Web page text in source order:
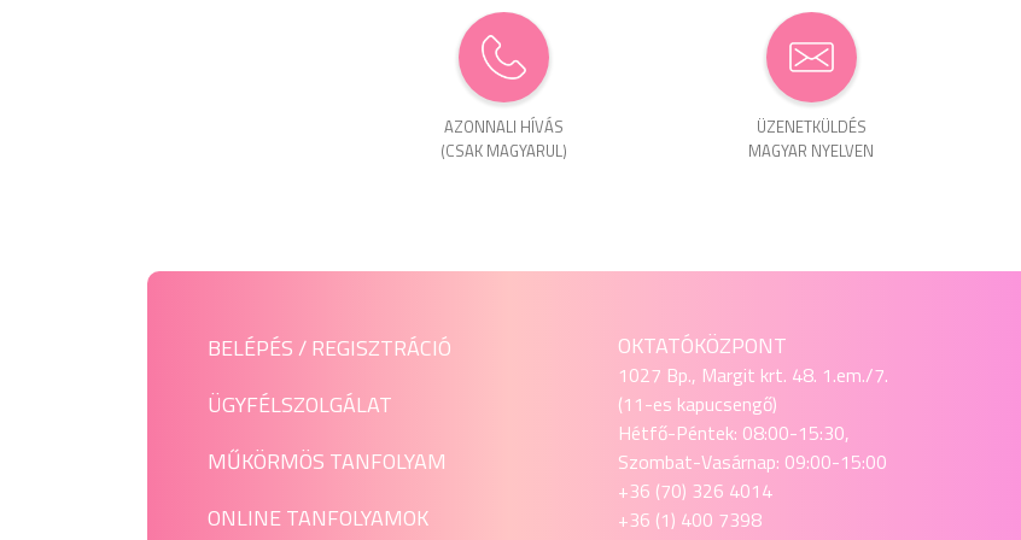
AZONNALI HÍVÁS
(CSAK MAGYARUL)
ÜZENET­KÜLDÉS
MAGYAR NYELVEN
BELÉPÉS / REGISZTRÁCIÓ
ÜGYFÉLSZOLGÁLAT
MŰKÖRMÖS TANFOLYAM
ONLINE TANFOLYAMOK
OKTATÓKÖZPONT
1027 Bp., Margit krt. 48. 1.em./7.
(11-es kapucsengő)
Hétfő-Péntek: 08:00-15:30,
Szombat-Vasárnap: 09:00-15:00
+36 (70) 326 4014
+36 (1) 400 7398